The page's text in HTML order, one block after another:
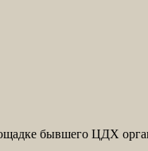
бывшего ЦДХ